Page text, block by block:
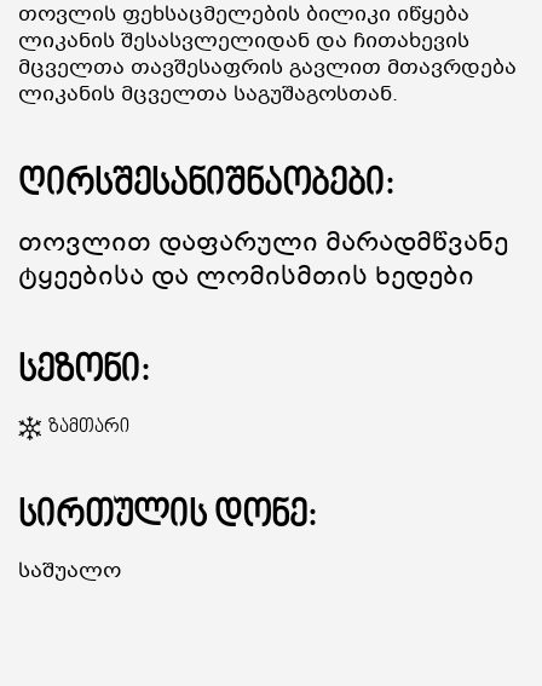
ᲘᲕᲔᲜᲗᲔᲑᲘ
ᲒᲖᲐᲛᲙᲕᲚᲔᲕᲘ
Თოვლის Ფეხსაცმელების Ბილიკი Იწყება
Ლიკანის Შესასვლელიდან Და Ჩითახევის
Მცველთა Თავშესაფრის Გავლით Მთავრდება
Ლიკანის Მცველთა Საგუშაგოსთან.
ღირსშესანიშნაობები:
Თოვლით Დაფარული Მარადმწვანე
Ტყეებისა Და Ლომისმთის Ხედები
სეზონი:
Ზამთარი
სირთულის დონე:
Საშუალო